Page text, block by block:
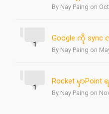
By Nay Paing on
Google ကို sync
By Nay Paing on
1
Rocket မှာPoint
By Nay Paing on
1